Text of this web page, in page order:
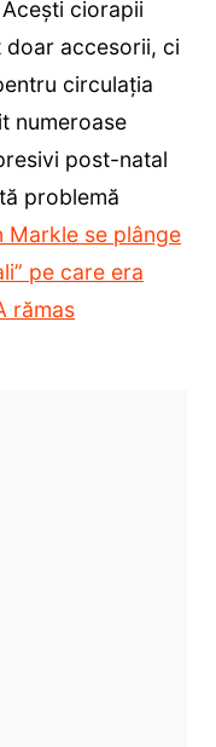
ciorapii
accesorii, ci
circulația
numeroase
post-natal
problemă
Markle se plânge
pe care era
rămas